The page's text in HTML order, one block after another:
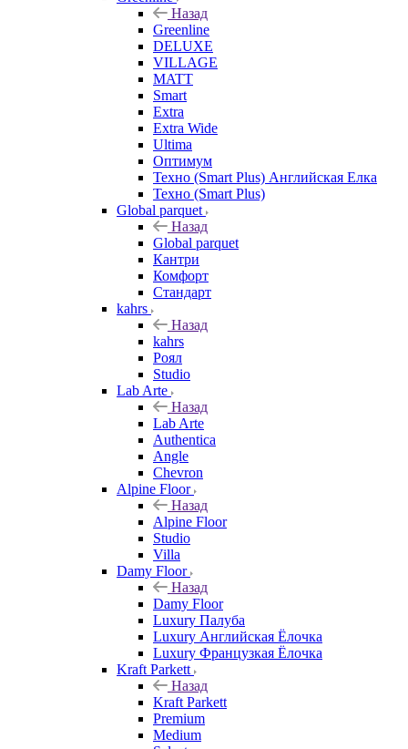
Назад
Greenline
DELUXE
VILLAGE
MATT
Smart
Extra
Extra Wide
Ultima
Оптимум
Техно (Smart Plus) Английская Елка
Техно (Smart Plus)
Global parquet
Назад
Global parquet
Кантри
Комфорт
Стандарт
kahrs
Назад
kahrs
Роял
Studio
Lab Arte
Назад
Lab Arte
Authentica
Angle
Chevron
Alpine Floor
Назад
Alpine Floor
Studio
Villa
Damy Floor
Назад
Damy Floor
Luxury Палуба
Luxury Английская Ёлочка
Luxury Французкая Ёлочка
Kraft Parkett
Назад
Kraft Parkett
Premium
Medium